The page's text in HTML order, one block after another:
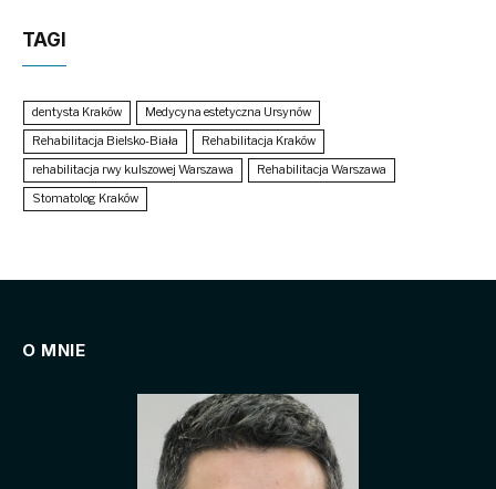
TAGI
dentysta Kraków
Medycyna estetyczna Ursynów
Rehabilitacja Bielsko-Biała
Rehabilitacja Kraków
rehabilitacja rwy kulszowej Warszawa
Rehabilitacja Warszawa
Stomatolog Kraków
O MNIE